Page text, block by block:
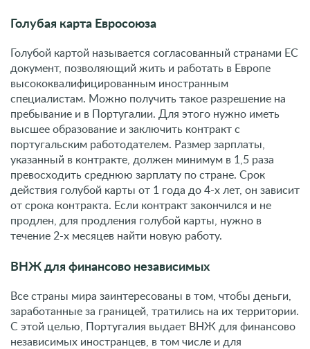
Голубая карта Евросоюза
Голубой картой называется согласованный странами ЕС
документ, позволяющий жить и работать в Европе
высококвалифицированным иностранным
специалистам. Можно получить такое разрешение на
пребывание и в Португалии. Для этого нужно иметь
высшее образование и заключить контракт с
португальским работодателем. Размер зарплаты,
указанный в контракте, должен минимум в 1,5 раза
превосходить среднюю зарплату по стране. Срок
действия голубой карты от 1 года до 4-х лет, он зависит
от срока контракта. Если контракт закончился и не
продлен, для продления голубой карты, нужно в
течение 2-х месяцев найти новую работу.
ВНЖ для финансово независимых
Все страны мира заинтересованы в том, чтобы деньги,
заработанные за границей, тратились на их территории.
С этой целью, Португалия выдает ВНЖ для финансово
независимых иностранцев, в том числе и для